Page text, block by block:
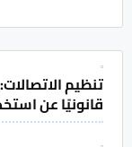
تنظيم
قانونيًا عن